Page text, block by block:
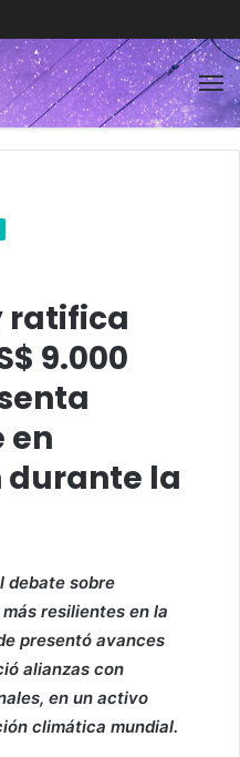
ratifica
9.000
en
la
debate sobre
resilientes en la
presentó avances
alianzas con
en un activo
climática mundial.